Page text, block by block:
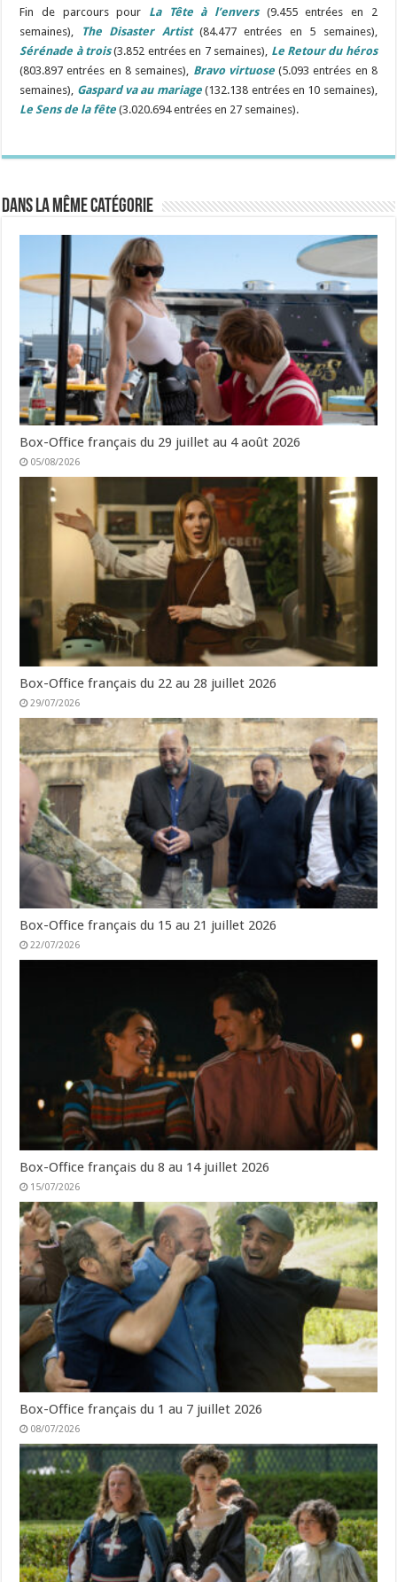
Fin de parcours pour La Tête à l’envers(9.455 entrées en 2
semaines),
The Disaster Artist(84.477 entrées en 5 semaines),
Sérénade à trois(3.852 entrées en 7 semaines), Le Retour du héros
(803.897 entrées en 8 semaines), Bravo virtuose(5.093 entrées en 8
semaines), Gaspard va au mariage(132.138 entrées en 10 semaines),
Le Sens de la fête (3.020.694 entrées en 27 semaines).
Dans la même catégorie
Box-Office français du 29 juillet au 4 août 2026
05/08/2026
Box-Office français du 22 au 28 juillet 2026
29/07/2026
Box-Office français du 15 au 21 juillet 2026
22/07/2026
Box-Office français du 8 au 14 juillet 2026
15/07/2026
Box-Office français du 1 au 7 juillet 2026
08/07/2026